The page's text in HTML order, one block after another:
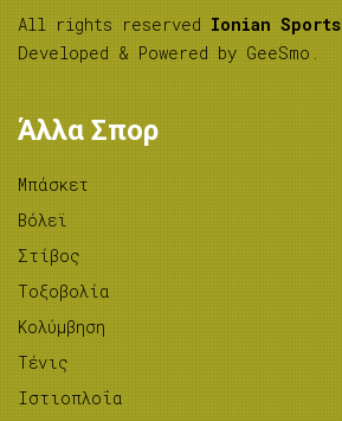
All rights reserved Ionian Sports
Developed & Powered by GeeSmo .
Άλλα Σπορ
Μπάσκετ
Βόλεϊ
Στίβος
Tοξοβολία
Κολύμβηση
Τένις
Ιστιοπλοΐα